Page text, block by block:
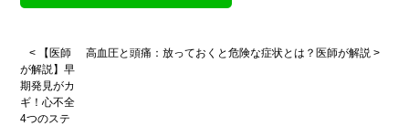
< 【医師
が解説】早
期発見がカ
ギ！心不全
4つのステ
高血圧と頭痛：放っておくと危険な症状とは？医師が解説 >